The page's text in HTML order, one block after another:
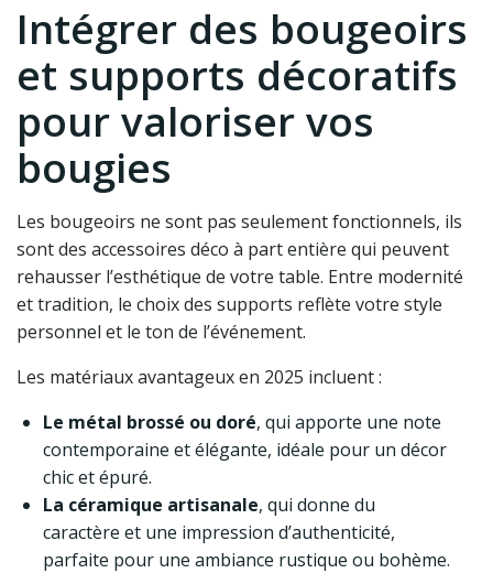
Intégrer des bougeoirs
et supports décoratifs
pour valoriser vos
bougies
Les bougeoirs ne sont pas seulement fonctionnels, ils
sont des accessoires déco à part entière qui peuvent
rehausser l’esthétique de votre table. Entre modernité
et tradition, le choix des supports reflète votre style
personnel et le ton de l’événement.
Les matériaux avantageux en 2025 incluent :
Le métal brossé ou doré, qui apporte une note
contemporaine et élégante, idéale pour un décor
chic et épuré.
La céramique artisanale, qui donne du
caractère et une impression d’authenticité,
parfaite pour une ambiance rustique ou bohème.